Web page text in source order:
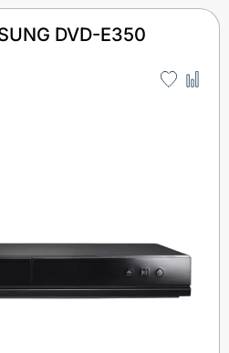
DVD-E350